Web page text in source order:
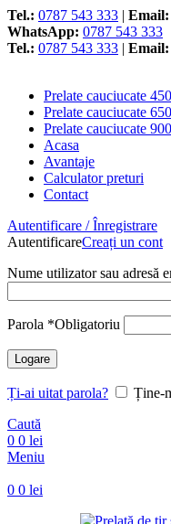
Tel.: 0787 543 333 | Email:
WhatsApp: 0787 543 333
Tel.: 0787 543 333 | Email:
Prelate cauciucate
Prelate cauciucate
Prelate cauciucate
Acasa
Avantaje
Calculator preturi
Contact
Autentificare / Înregistrare
AutentificareCreați un cont
Nume utilizator sau adresă
Parola *Obligatoriu
Logare
Ți-ai uitat parola?
Ține-
Caută
0 0 lei
Meniu
0 0 lei